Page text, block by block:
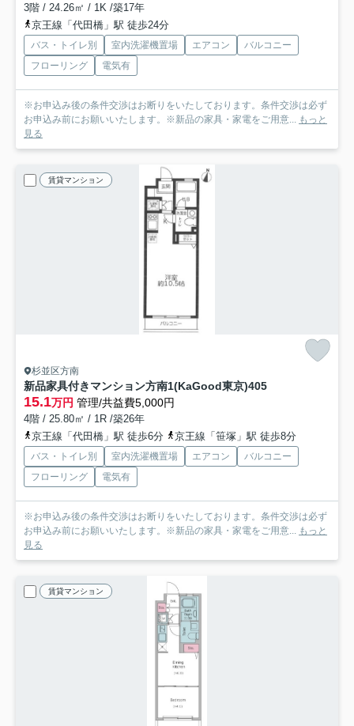
3階 / 24.26㎡ / 1K /築17年
京王線「代田橋」駅 徒歩24分
バス・トイレ別 室内洗濯機置場 エアコン
バルコニー
フローリング
電気有
※お申込み後の条件交渉はお断りをいたしております。条件交渉は必ず
お申込み前にお願いいたします。※新品の家具・家電をご用意... もっと
見る
賃貸マンション
杉並区方南
新品家具付きマンション方南1(KaGood東京)405
15.1万円 管理/共益費5,000円
4階 / 25.80㎡ / 1R /築26年
京王線「代田橋」駅 徒歩6分
京王線「笹塚」駅 徒歩8分
バス・トイレ別 室内洗濯機置場 エアコン
バルコニー
フローリング
電気有
※お申込み後の条件交渉はお断りをいたしております。条件交渉は必ず
お申込み前にお願いいたします。※新品の家具・家電をご用意... もっと
見る
賃貸マンション